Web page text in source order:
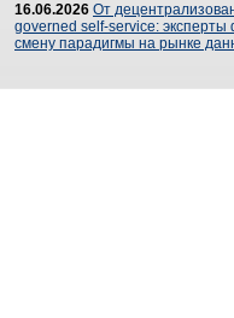
16.06.2026 От
governed self-service: эксперты
смену парадигмы на рынке